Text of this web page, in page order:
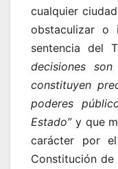
cualquier
obstaculizar o
sentencia del
decisiones
constituyen
poderes
Estado”y que
carácter por
Constitución de